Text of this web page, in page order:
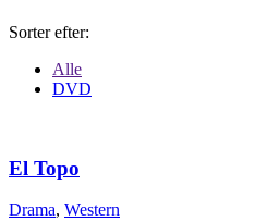
Sorter efter:
Alle
DVD
El Topo
Drama, Western